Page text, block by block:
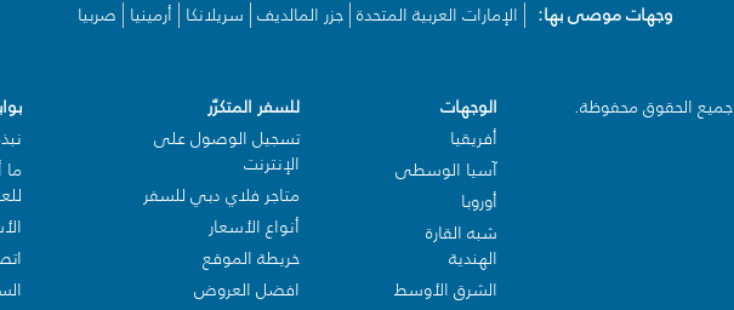
وجهات موصى بها:
الإمارات العربية المتحدة جزر المالديف سريلانكا أرمينيا صربيا
الوجهات
أفريقيا
آسيا الوسطى
أوروبا
شبه القارة
الهندية
الشرق الأوسط
للسفر المتكرّر
تسجيل الوصول على
الإنترنت
متاجر فلاي دبي للسفر
أنواع الأسعار
خريطة الموقع
افضل العروض
ما